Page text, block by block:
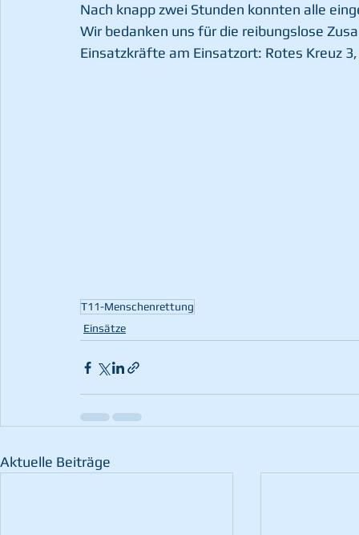
Nach knapp zwei Stunden konnten alle
Wir bedanken uns für die reibungslose
Einsatzkräfte am Einsatzort: Rotes Kreuz
T11-Menschenrettung
Einsätze
Aktuelle Beiträge